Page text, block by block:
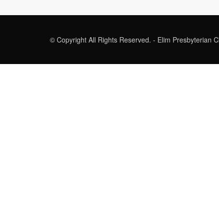
© Copyright All Rights Reserved. - Elim Presbyterian